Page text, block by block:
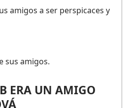
amigos a ser perspicaces y
sus amigos.
ERA UN AMIGO